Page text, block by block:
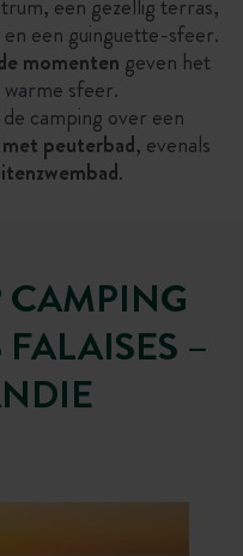
een gezellig terras,
een guinguette-sfeer.
momenten geven het
sfeer.
camping over een
peuterbad, evenals
.
CAMPING
–